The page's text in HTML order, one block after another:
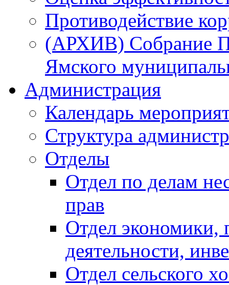
Противодействие
(АРХИВ) Собрание
Ямского
Администрация
Календарь
Структура
Отделы
Отдел по делам
прав
Отдел экономики,
деятельности,
Отдел сельского